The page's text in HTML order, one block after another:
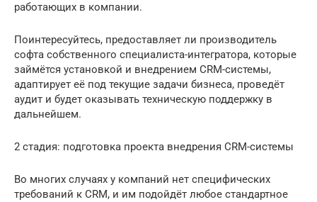
работающих в компании.
Поинтересуйтесь, предоставляет ли производитель
софта собственного специалиста-интегратора, которые
займётся установкой и внедрением CRM-системы,
адаптирует её под текущие задачи бизнеса, проведёт
аудит и будет оказывать техническую поддержку в
дальнейшем.
2 стадия: подготовка проекта внедрения CRM-системы
Во многих случаях у компаний нет специфических
требований к CRM, и им подойдёт любое стандартное